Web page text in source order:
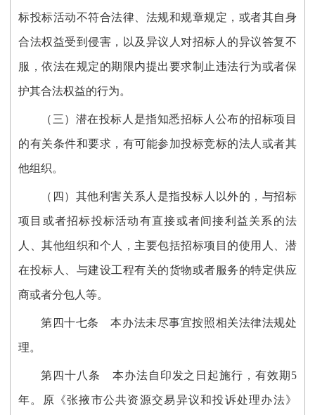
标投标活动不符合法律、法规和规章规定，或者其自身
合法权益受到侵害，以及异议人对招标人的异议答复不
服，依法在规定的期限内提出要求制止违法行为或者保
护其合法权益的行为。
（三）潜在投标人是指知悉招标人公布的招标项目
的有关条件和要求，有可能参加投标竞标的法人或者其
他组织。
（四）其他利害关系人是指投标人以外的，与招标
项目或者招标投标活动有直接或者间接利益关系的法
人、其他组织和个人，主要包括招标项目的使用人、潜
在投标人、与建设工程有关的货物或者服务的特定供应
商或者分包人等。
第四十七条 本办法未尽事宜按照相关法律法规处
理。
第四十八 条 本办法自 印发之日 起施行，有效期5
年。 原《张掖市公共资源交易异议和投诉处理办法》